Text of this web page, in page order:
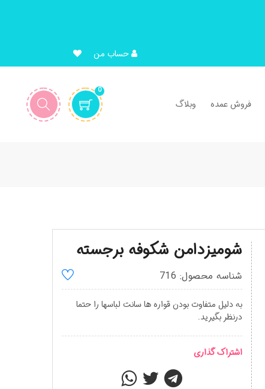
حساب من
0
فروش عمده وبلاگ
شومیزدامن شکوفه برجسته
شناسه محصول: 716
به دلیل متفاوت بودن قواره ها سانت لباسها را حتما
درنظر بگیرید.
اشتراک گذاری